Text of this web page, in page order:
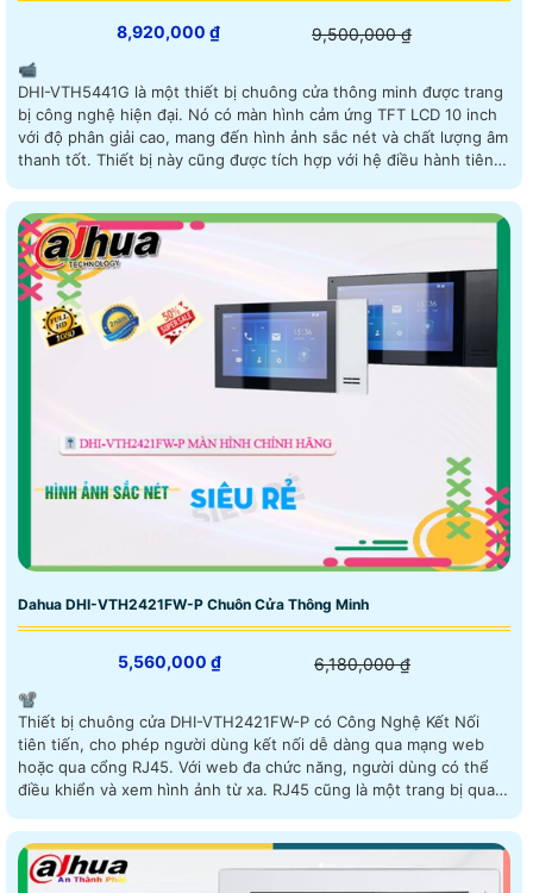
8,920,000 ₫ 9,500,000 ₫
📹
DHI-VTH5441G là một thiết bị chuông cửa thông minh được trang
bị công nghệ hiện đại. Nó có màn hình cảm ứng TFT LCD 10 inch
với độ phân giải cao, mang đến hình ảnh sắc nét và chất lượng âm
thanh tốt. Thiết bị này cũng được tích hợp với hệ điều hành tiên
camera, điều khiển cửa, gọi điện và nhận tin nhắn. Ngoài ra, nó
còn hỗ trợ kết
Dahua DHI-VTH2421FW-P Chuôn Cửa Thông Minh
5,560,000 ₫ 6,180,000 ₫
📽
Thiết bị chuông cửa DHI-VTH2421FW-P có Công Nghệ Kết Nối
tiên tiến, cho phép người dùng kết nối dễ dàng qua mạng web
hoặc qua cổng RJ45. Với web đa chức năng, người dùng có thể
điều khiển và xem hình ảnh từ xa. RJ45 cũng là một trang bị quan
cửa DHI-VTH2421FW-P mang tới trải nghiệm tiện ích và linh hoạt
cho người dùng, đáp ứng